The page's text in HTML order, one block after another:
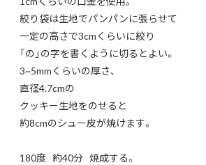
絞り袋は生地でパンパンに張らせて
一定の高さで3cmくらいに絞り
「の」の字を書くように切るとよい。
3~5mmくらいの厚さ、
直径4.7cmの
クッキー生地をのせると
約8cmのシュー皮が焼けます。
180度 約40分 焼成する。